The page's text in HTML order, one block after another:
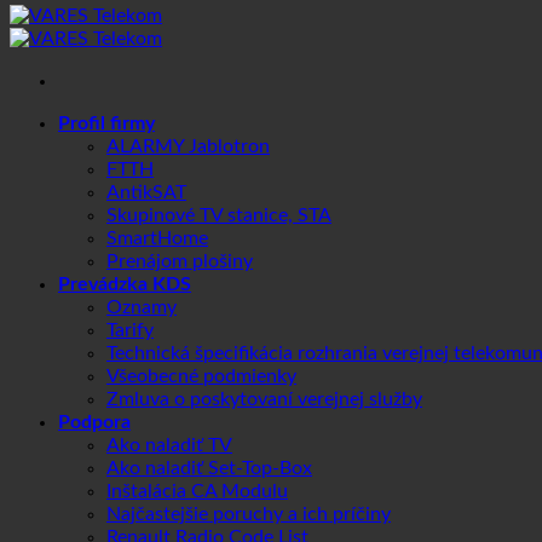
Profil firmy
ALARMY Jablotron
FTTH
AntikSAT
Skupinové TV stanice, STA
SmartHome
Prenájom plošiny
Prevádzka KDS
Oznamy
Tarify
Technická špecifikácia rozhrania verejnej
Všeobecné podmienky
Zmluva o poskytovaní verejnej služby
Podpora
Ako naladiť TV
Ako naladiť Set-Top-Box
Inštalácia CA Modulu
Najčastejšie poruchy a ich príčiny
Renault Radio Code List